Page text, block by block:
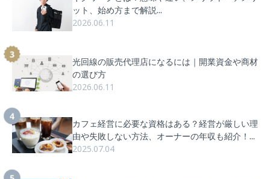
ット、始め方まで解説...
2026.06.11
光回線の販売代理店になるには｜開業資金や商材
の選び方
2026.06.11
カフェ経営に必要な資格はある？経営が厳しい理
由や失敗しない方法、オーナーの年収も紹介！...
2025.07.04